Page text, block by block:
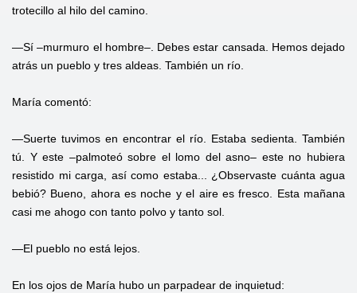
trotecillo al hilo del camino.
—Sí –murmuro el hombre–. Debes estar cansada. Hemos dejado
atrás un pueblo y tres aldeas. También un río.
María comentó:
—Suerte tuvimos en encontrar el río. Estaba sedienta. También
tú. Y este –palmoteó sobre el lomo del asno– este no hubiera
resistido mi carga, así como estaba... ¿Observaste cuánta agua
bebió? Bueno, ahora es noche y el aire es fresco. Esta mañana
casi me ahogo con tanto polvo y tanto sol.
—El pueblo no está lejos.
En los ojos de María hubo un parpadear de inquietud: